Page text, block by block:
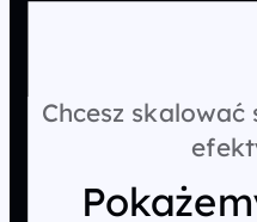
Chcesz skalować